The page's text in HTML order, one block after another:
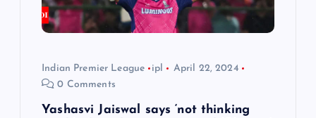
Indian Premier League ipl
April 22, 2024
0 Comments
Yashasvi Jaiswal says ‘not thinking